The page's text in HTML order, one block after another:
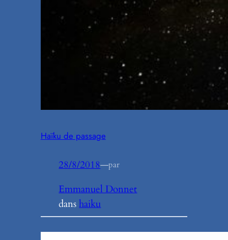
Haïku de passage
28/8/2018—par
Emmanuel Donnet
dans haiku